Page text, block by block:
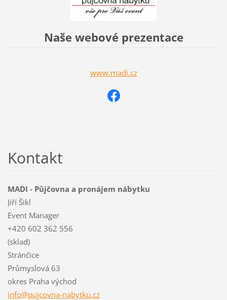
Naše webové prezentace
www.madi.cz
Kontakt
MADI - Půjčovna a pronájem nábytku
Jiří Šikl
Event Manager
+420 602 362 556
(sklad)
Stránčice
Průmyslová 63
okres Praha východ
info@pujcovna-nabytku.cz